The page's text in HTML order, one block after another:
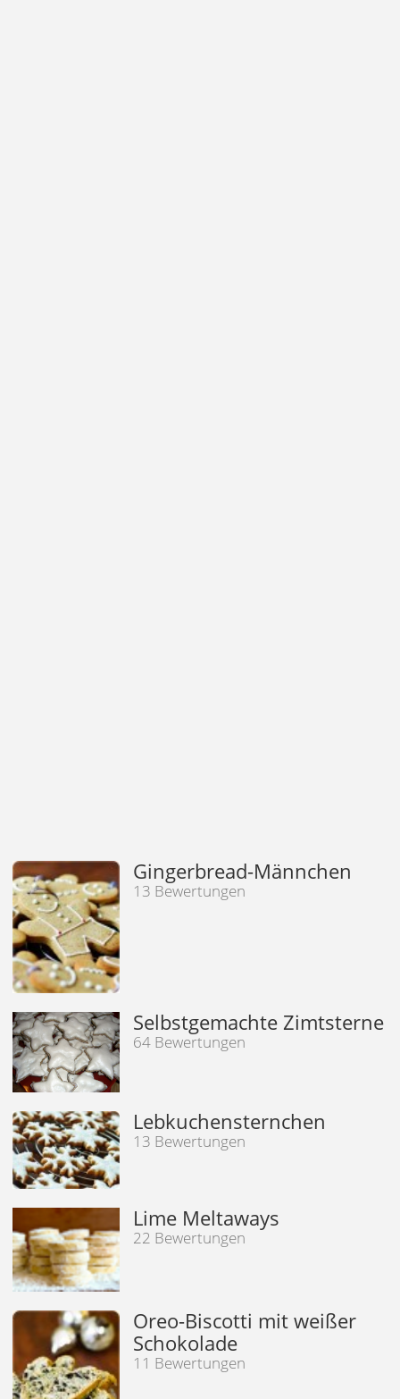
Gingerbread-Männchen
13 Bewertungen
Selbstgemachte Zimtsterne
64 Bewertungen
Lebkuchensternchen
13 Bewertungen
Lime Meltaways
22 Bewertungen
Oreo-Biscotti mit weißer
Schokolade
11 Bewertungen